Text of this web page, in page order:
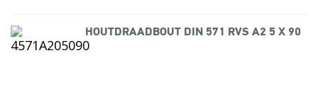
HOUTDRAADBOUT DIN 571 RVS A2 5 X 90